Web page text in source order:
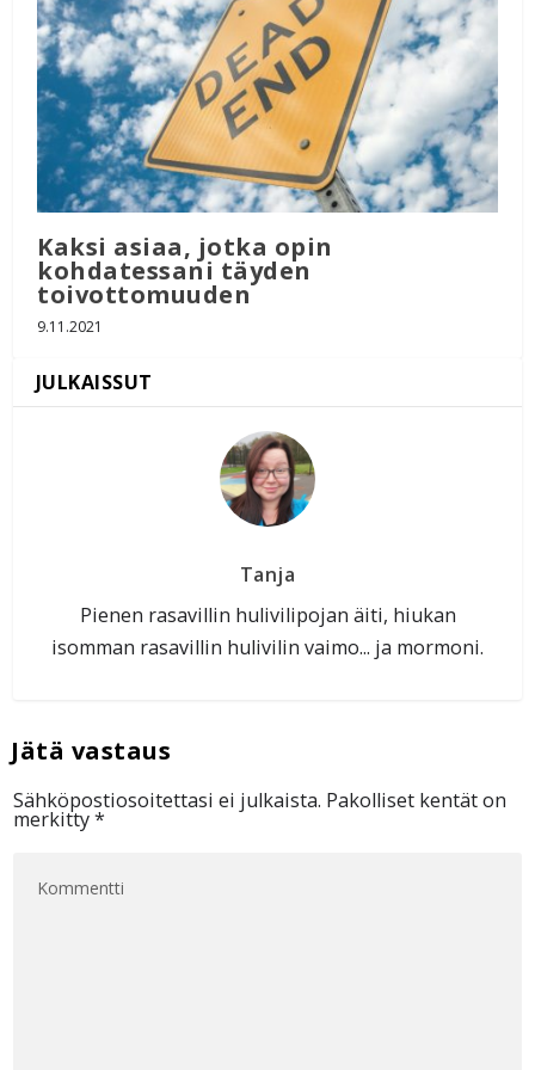
Kaksi asiaa, jotka opin
kohdatessani täyden
toivottomuuden
9.11.2021
Tanja
Pienen rasavillin hulivilipojan äiti, hiukan
isomman rasavillin hulivilin vaimo... ja mormoni.
Sähköpostiosoitettasi ei julkaista. Pakolliset kentät on
merkitty*